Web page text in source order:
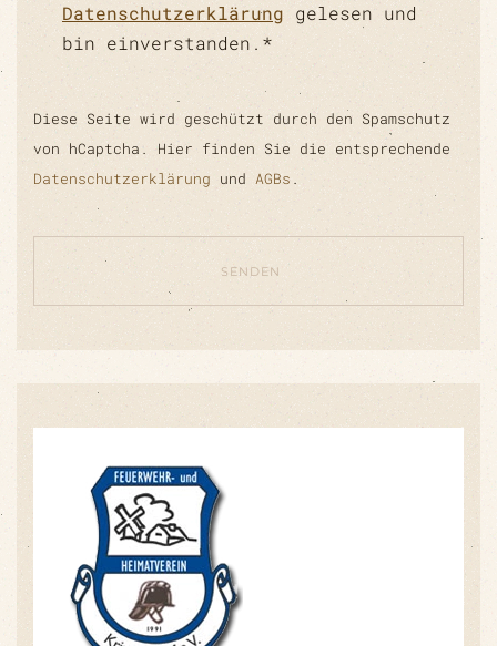
Datenschutzerklärung gelesen und
bin einverstanden.*
Diese Seite wird geschützt durch den Spamschutz
von hCaptcha. Hier finden Sie die entsprechende
Datenschutzerklärung und AGBs.
SENDEN